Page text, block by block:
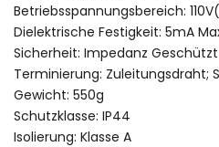
Betriebsspannungsbereich:
Dielektrische Festigkeit: 5mA
Sicherheit: Impedanz Geschützt
Terminierung: Zuleitungsdraht;
Gewicht: 550g
Schutzklasse: IP44
Isolierung: Klasse A